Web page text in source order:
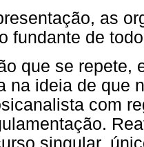
as
fundante de
que se repete,
na ideia de que
com
singular,